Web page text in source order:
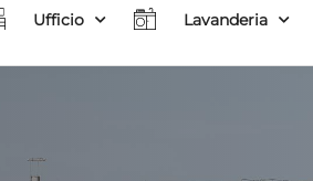
Ufficio Lavanderia